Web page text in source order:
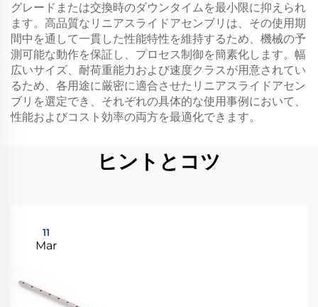
グレードまたは交換時のダウンタイムを最小限に抑えられ
ます。高品質なリニアスライドアセンブリは、その使用期
間中を通して一貫した性能特性を維持するため、機械の予
測可能な動作を保証し、プロセス制御を簡素化します。幅
広いサイズ、耐荷重能力および速度クラスが用意されてい
るため、各用途に厳密に適合させたリニアスライドアセン
ブリを選定でき、それぞれの具体的な使用事例において、
性能およびコスト効率の両方を最適化できます。
ヒントとコツ
11
Mar